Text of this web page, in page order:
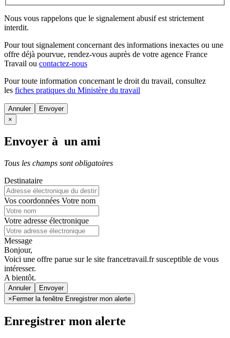
Nous vous rappelons que le signalement abusif est strictement
interdit.
Pour tout signalement concernant des informations inexactes ou une
offre déjà pourvue, rendez-vous auprès de votre agence France
Travail ou contactez-nous
Pour toute information concernant le droit du travail, consultez
les fiches pratiques du Ministère du travail
Annuler
×
Envoyer à un ami
Tous les champs sont obligatoires
Destinataire
Vos coordonnées Votre nom
Votre adresse électronique
Message
Bonjour,
Voici une offre parue sur le site francetravail.fr susceptible de vous
intéresser.
A bientôt.
Annuler
× Fermer la fenêtre Enregistrer mon alerte
Enregistrer mon alerte